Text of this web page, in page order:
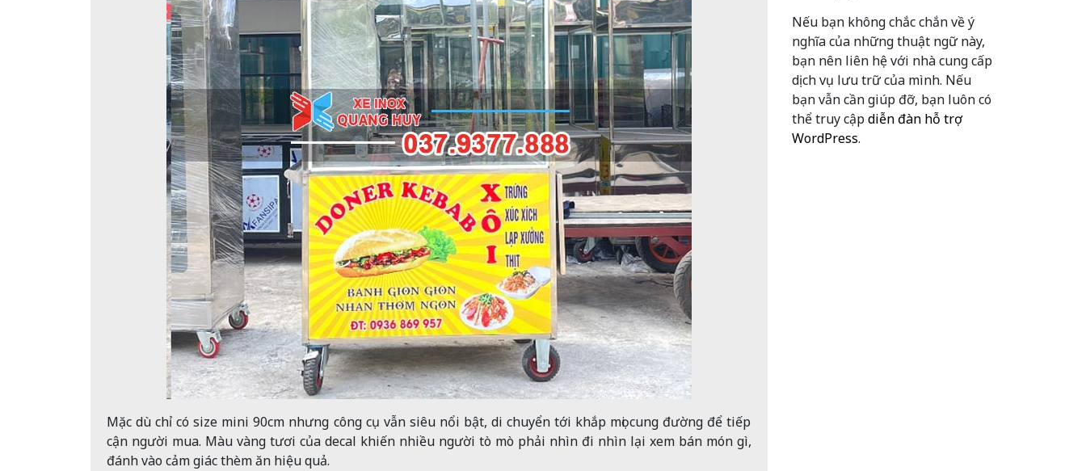
Mặc dù chỉ có size mini 90cm nhưng công cụ vẫn siêu nổi bật, di chuyển tới khắp mọi cung đường để tiếp
cận người mua. Màu vàng tươi của decal khiến nhiều người tò mò phải nhìn đi nhìn lại xem bán món gì,
đánh vào cảm giác thèm ăn hiệu quả.
Nếu bạn không chắc chắn về ý
nghĩa của những thuật ngữ này,
bạn nên liên hệ với nhà cung cấp
dịch vụ lưu trữ của mình. Nếu
bạn vẫn cần giúp đỡ, bạn luôn có
thể truy cậpdiễn đàn hỗ trợ
WordPress.